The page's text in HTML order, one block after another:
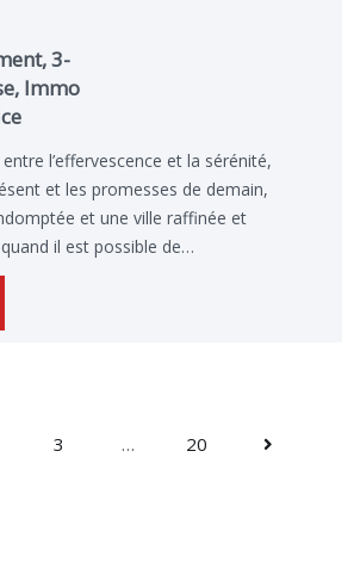
3-
Immo
l’effervescence et la sérénité,
et les promesses de demain,
et une ville raffinée et
il est possible de…
3 … 20